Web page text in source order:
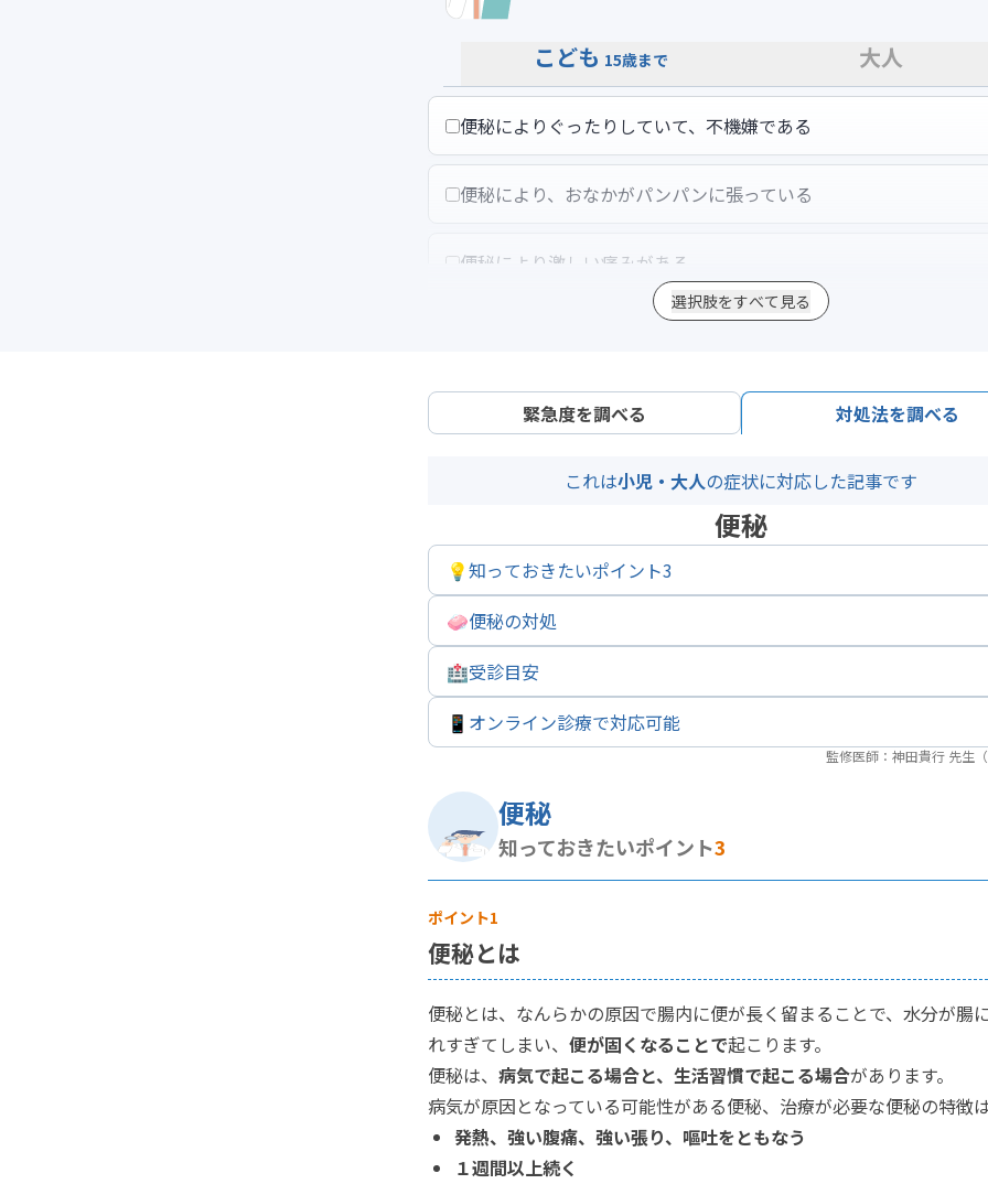
こども 15歳まで 大人
便秘によりぐったりしていて、不機嫌である
便秘により、おなかがパンパンに張っている
便秘により激しい痛みがある
便秘によりおなかを軽く押すだけでも強い痛みがある
便秘により水分を十分にとれていない、または水分を取らせても吐
便秘に加えて嘔吐がある
便秘に加えて腹痛がある
便秘により症状が落ち着かず、眠れない
いつも便秘気味である
数日以上便が出ていない
上記には当てはまらないが、医師の診察を受けたい
次の質問へ
その他の症状を選ぶ
選択肢をすべて見る
緊急度を調べる 対処法を調べる
これは小児・大人の症状に対応した記事です
便秘
💡知っておきたいポイント3
🧼便秘の対処
🏥受診目安
📱 オンライン診療で対応可能
監修医師：神田貴行 先生（
便秘
知っておきたいポイント3
ポイント1
便秘とは
便秘とは、なんらかの原因で腸内に便が長く留まることで、水分が腸
れすぎてしまい、 便が固くなることで起こります。
便秘は、 病気で起こる場合と、生活習慣で起こる場合があります。
病気が原因となっている可能性がある便秘、治療が必要な便秘の特徴
発熱、強い腹痛、強い張り、嘔吐をともなう
１週間以上続く